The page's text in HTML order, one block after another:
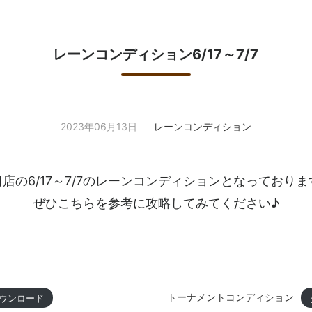
レーンコンディション6/17～7/7
2023年06月13日 レーンコンディション
店の6/17～7/7のレーンコンディションとなっておりま
ぜひこちらを参考に攻略してみてください♪
ンロード トーナメントコンディション